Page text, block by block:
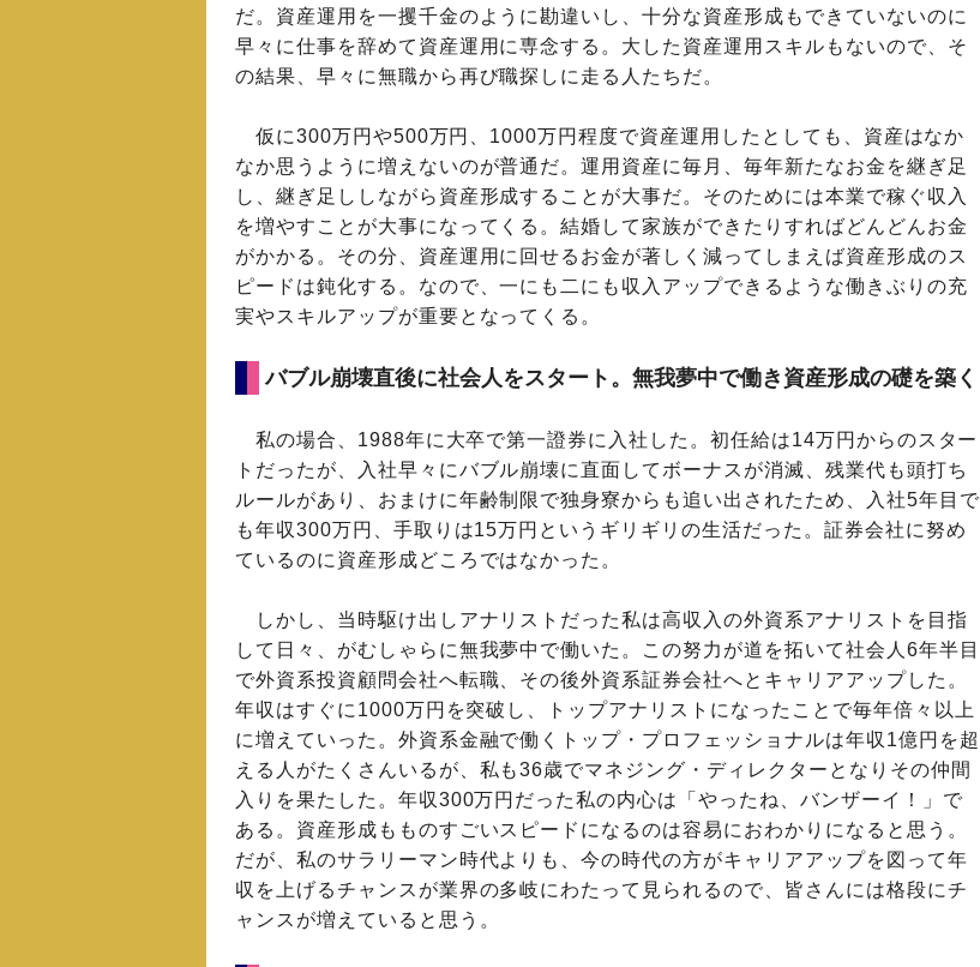
だ。資産運用を一攫千金のように勘違いし、十分な資産形成もできていないのに
早々に仕事を辞めて資産運用に専念する。大した資産運用スキルもないので、そ
の結果、早々に無職から再び職探しに走る人たちだ。
仮に300万円や500万円、1000万円程度で資産運用したとしても、資産はなか
なか思うように増えないのが普通だ。運用資産に毎月、毎年新たなお金を継ぎ足
し、継ぎ足ししながら資産形成することが大事だ。そのためには本業で稼ぐ収入
を増やすことが大事になってくる。結婚して家族ができたりすればどんどんお金
がかかる。その分、資産運用に回せるお金が著しく減ってしまえば資産形成のス
ピードは鈍化する。なので、一にも二にも収入アップできるような働きぶりの充
実やスキルアップが重要となってくる。
バブル崩壊直後に社会人をスタート。無我夢中で働き資産形成の礎を築く
私の場合、1988年に大卒で第一證券に入社した。初任給は14万円からのスター
トだったが、入社早々にバブル崩壊に直面してボーナスが消滅、残業代も頭打ち
ルールがあり、おまけに年齢制限で独身寮からも追い出されたため、入社5年目で
も年収300万円、手取りは15万円というギリギリの生活だった。証券会社に努め
ているのに資産形成どころではなかった。
しかし、当時駆け出しアナリストだった私は高収入の外資系アナリストを目指
して日々、がむしゃらに無我夢中で働いた。この努力が道を拓いて社会人6年半目
で外資系投資顧問会社へ転職、その後外資系証券会社へとキャリアアップした。
年収はすぐに1000万円を突破し、トップアナリストになったことで毎年倍々以上
に増えていった。外資系金融で働くトップ・プロフェッショナルは年収1億円を超
える人がたくさんいるが、私も36歳でマネジング・ディレクターとなりその仲間
入りを果たした。年収300万円だった私の内心は「やったね、バンザーイ！」で
ある。資産形成もものすごいスピードになるのは容易におわかりになると思う。
だが、私のサラリーマン時代よりも、今の時代の方がキャリアアップを図って年
収を上げるチャンスが業界の多岐にわたって見られるので、皆さんには格段にチ
ャンスが増えていると思う。